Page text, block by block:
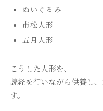
ぬいぐるみ
市松人形
五月人形
こうした人形を、
読経を行いながら供養し
す。